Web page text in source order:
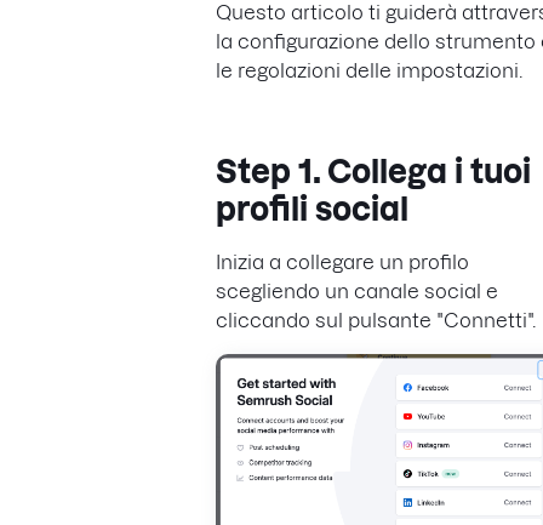
Questo articolo ti guiderà
la configurazione dello strumento
le regolazioni delle impostazioni.
Step 1. Collega i tuoi
profili social
Inizia a collegare un profilo
scegliendo un canale social e
cliccando sul pulsante "Connetti".